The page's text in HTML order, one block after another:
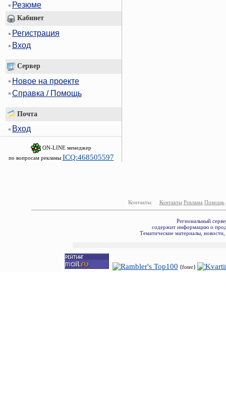
Резюме
Кабинет
Регистрация
Вход
Сервер
Новое на проекте
Справка / Помощь
Почта
Вход
ON-LINE менеджер
по вопросам рекламы ICQ:468505597
Контакты: Контакты Реклама Помощь
Региональный
содержит информацию о
Тематические материалы,
{foter}